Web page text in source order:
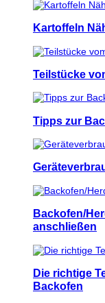
Kartoffeln
Teilstücke
Tipps zur
Backofen/
anschließen
Die richtige
Backofen